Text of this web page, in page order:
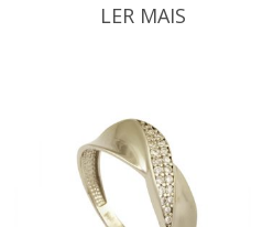
LER MAIS